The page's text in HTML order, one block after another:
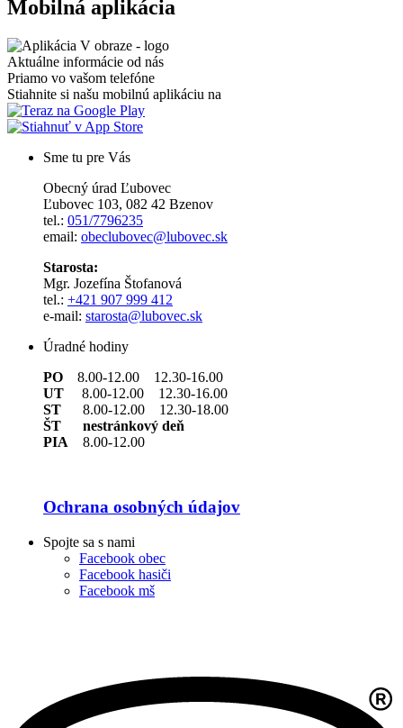
Mobilná aplikácia
Aktuálne informácie od nás
Priamo vo vašom telefóne
Stiahnite si našu mobilnú aplikáciu na
Sme tu pre Vás
Obecný úrad Ľubovec
Ľubovec 103, 082 42 Bzenov
tel.: 051/7796235
email: obeclubovec@lubovec.sk
Starosta:
Mgr. Jozefína Štofanová
tel.: +421 907 999 412
e-mail: starosta@lubovec.sk
Úradné hodiny
PO 8.00-12.00 12.30-16.00
UT 8.00-12.00 12.30-16.00
ST 8.00-12.00 12.30-18.00
ŠT nestránkový deň
PIA 8.00-12.00
Ochrana osobných údajov
Spojte sa s nami
Facebook obec
Facebook hasiči
Facebook mš